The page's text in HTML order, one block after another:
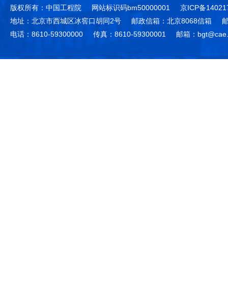
版权所有：中国工程院 网站标识码bm50000001
京ICP备
地址：北京市西城区冰窖口胡同2号
邮政信箱：北京8068信箱
电话：8610-59300000
传真：8610-59300001 邮箱：